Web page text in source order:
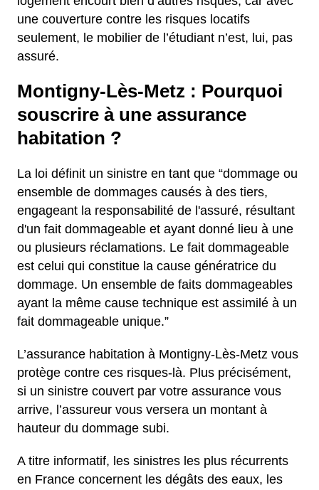
une couverture contre les risques locatifs
seulement, le mobilier de l’étudiant n’est, lui, pas
assuré.
Montigny-Lès-Metz : Pourquoi
souscrire à une assurance
habitation ?
La loi définit un sinistre en tant que “dommage ou
ensemble de dommages causés à des tiers,
engageant la responsabilité de l'assuré, résultant
d'un fait dommageable et ayant donné lieu à une
ou plusieurs réclamations. Le fait dommageable
est celui qui constitue la cause génératrice du
dommage. Un ensemble de faits dommageables
ayant la même cause technique est assimilé à un
fait dommageable unique.”
L’assurance habitation à Montigny-Lès-Metz vous
protège contre ces risques-là. Plus précisément,
si un sinistre couvert par votre assurance vous
arrive, l’assureur vous versera un montant à
hauteur du dommage subi.
A titre informatif, les sinistres les plus récurrents
en France concernent les dégâts des eaux, les